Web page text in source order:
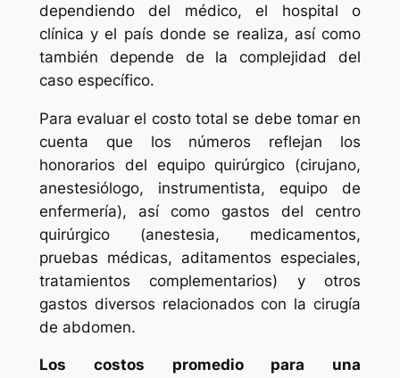
dependiendo del médico, el hospital o
clínica y el país donde se realiza, así como
también depende de la complejidad del
caso específico.
Para evaluar el costo total se debe tomar en
cuenta que los números reflejan los
honorarios del equipo quirúrgico (cirujano,
anestesiólogo, instrumentista, equipo de
enfermería), así como gastos del centro
quirúrgico (anestesia, medicamentos,
pruebas médicas, aditamentos especiales,
tratamientos complementarios) y otros
gastos diversos relacionados con la cirugía
de abdomen.
Los costos promedio para una